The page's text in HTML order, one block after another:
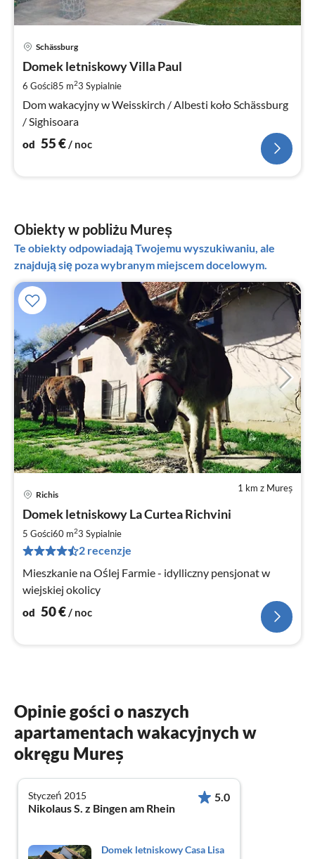
Schässburg
Domek letniskowy Villa Paul
6 Gości85 m23 Sypialnie
Dom wakacyjny w Weisskirch / Albesti koło Schässburg
/ Sighisoara
od 55€/ noc
Obiekty w pobliżu Mureș
Te obiekty odpowiadają Twojemu wyszukiwaniu, ale
znajdują się poza wybranym miejscem docelowym.
1 km z Mureș
Richis
Domek letniskowy La Curtea Richvini
5 Gości60 m23 Sypialnie
2 recenzje
Mieszkanie na Oślej Farmie - idylliczny pensjonat w
wiejskiej okolicy
od 50€/ noc
Opinie gości o naszych
apartamentach wakacyjnych w
okręgu Mureș
Styczeń 2015
Nikolaus S. z Bingen am Rhein
5.0
Domek letniskowy Casa Lisa